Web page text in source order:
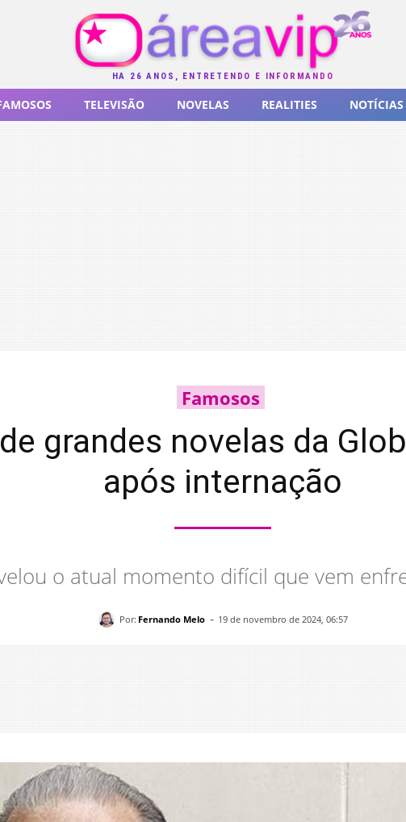
HÁ 26 ANOS, ENTRETENDO E INFORMANDO
TELEVISÃO NOVELAS REALITIES NOTÍCIAS
Famosos
grandes novelas da
após internação
o atual momento difícil que vem
Por: Fernando Melo - 19 de novembro de 2024, 06:57